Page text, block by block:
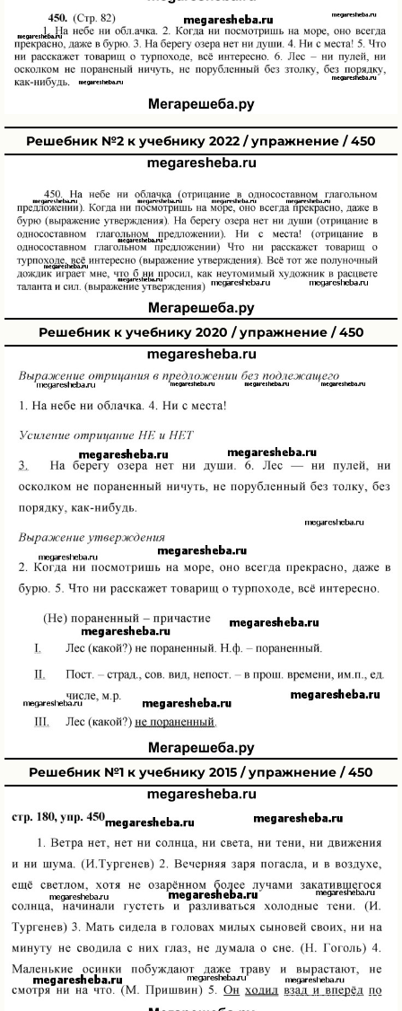
Решебник №2 к учебнику 2022 / упражнение / 450
Решебник к учебнику 2020 / упражнение / 450
Решебник №1 к учебнику 2015 / упражнение / 450